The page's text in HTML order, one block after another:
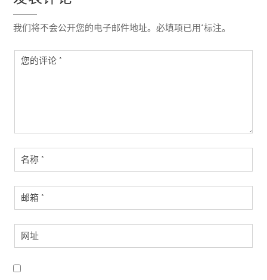
我们将不会公开您的电子邮件地址。必填项已用*标注。